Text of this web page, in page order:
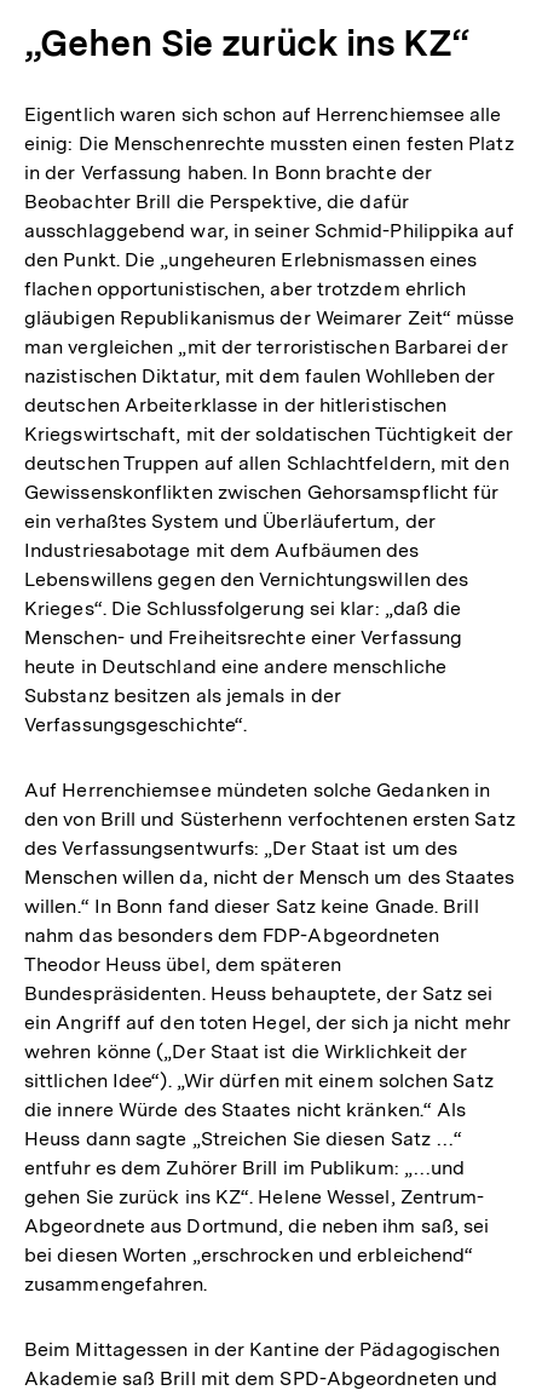
„Gehen Sie zurück ins KZ“
Eigentlich waren sich schon auf Herrenchiemsee alle
einig: Die Menschenrechte mussten einen festen Platz
in der Verfassung haben. In Bonn brachte der
Beobachter Brill die Perspektive, die dafür
ausschlaggebend war, in seiner Schmid-Philippika auf
den Punkt. Die „ungeheuren Erlebnismassen eines
flachen opportunistischen, aber trotzdem ehrlich
gläubigen Republikanismus der Weimarer Zeit“ müsse
man vergleichen „mit der terroristischen Barbarei der
nazistischen Diktatur, mit dem faulen Wohlleben der
deutschen Arbeiterklasse in der hitleristischen
Kriegswirtschaft, mit der soldatischen Tüchtigkeit der
deutschen Truppen auf allen Schlachtfeldern, mit den
Gewissenskonflikten zwischen Gehorsamspflicht für
ein verhaßtes System und Überläufertum, der
Industriesabotage mit dem Aufbäumen des
Lebenswillens gegen den Vernichtungswillen des
Krieges“. Die Schlussfolgerung sei klar: „daß die
Menschen- und Freiheitsrechte einer Verfassung
heute in Deutschland eine andere menschliche
Substanz besitzen als jemals in der
Verfassungsgeschichte“.
Auf Herrenchiemsee mündeten solche Gedanken in
den von Brill und Süsterhenn verfochtenen ersten Satz
des Verfassungsentwurfs: „Der Staat ist um des
Menschen willen da, nicht der Mensch um des Staates
willen.“ In Bonn fand dieser Satz keine Gnade. Brill
nahm das besonders dem FDP-Abgeordneten
Theodor Heuss übel, dem späteren
Bundespräsidenten. Heuss behauptete, der Satz sei
ein Angriff auf den toten Hegel, der sich ja nicht mehr
wehren könne („Der Staat ist die Wirklichkeit der
sittlichen Idee“). „Wir dürfen mit einem solchen Satz
die innere Würde des Staates nicht kränken.“ Als
Heuss dann sagte „Streichen Sie diesen Satz …“
entfuhr es dem Zuhörer Brill im Publikum: „…und
gehen Sie zurück ins KZ“. Helene Wessel, Zentrum-
Abgeordnete aus Dortmund, die neben ihm saß, sei
bei diesen Worten „erschrocken und erbleichend“
zusammengefahren.
Beim Mittagessen in der Kantine der Pädagogischen
Akademie saß Brill mit dem SPD-Abgeordneten undZum